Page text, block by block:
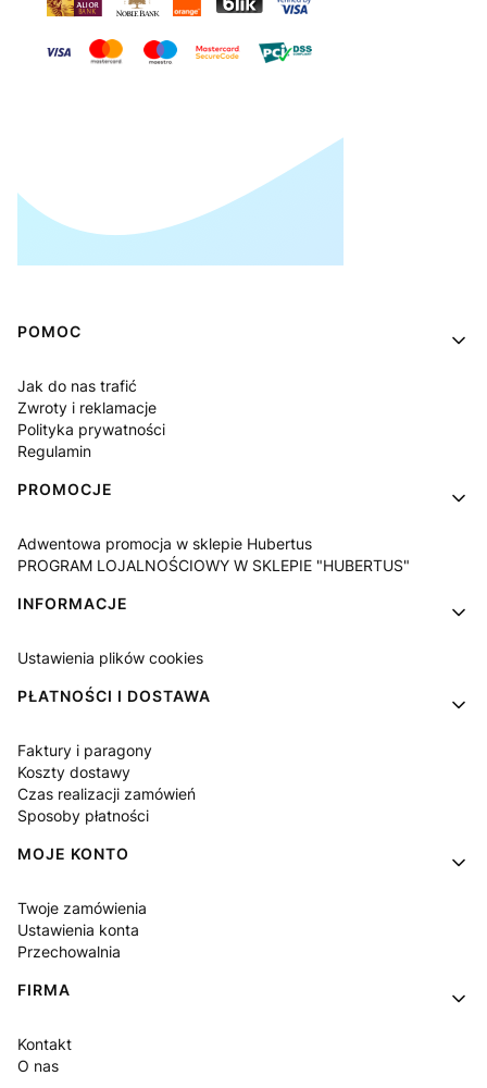
Linki w stopce
POMOC
Jak do nas trafić
Zwroty i reklamacje
Polityka prywatności
Regulamin
PROMOCJE
Adwentowa promocja w sklepie Hubertus
PROGRAM LOJALNOŚCIOWY W SKLEPIE "HUBERTUS"
INFORMACJE
Ustawienia plików cookies
PŁATNOŚCI I DOSTAWA
Faktury i paragony
Koszty dostawy
Czas realizacji zamówień
Sposoby płatności
MOJE KONTO
Twoje zamówienia
Ustawienia konta
Przechowalnia
FIRMA
Kontakt
O nas